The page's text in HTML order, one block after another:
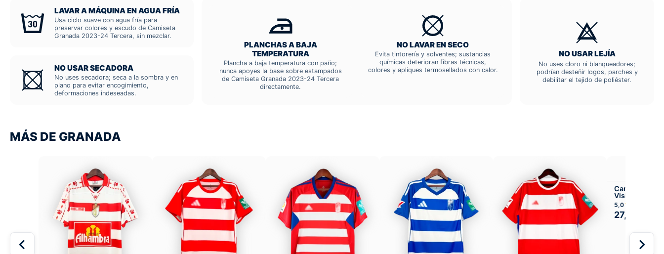
LAVAR A MÁQUINA EN AGUA FRÍA
Usa ciclo suave con agua fría para
preservar colores y escudo de Camiseta
Granada 2023-24 Tercera, sin mezclar.
NO USAR SECADORA
No uses secadora; seca a la sombra y en
plano para evitar encogimiento,
deformaciones indeseadas.
PLANCHAS A BAJA
TEMPERATURA
Plancha a baja temperatura con paño;
nunca apoyes la base sobre estampados
de Camiseta Granada 2023-24 Tercera
directamente.
NO LAVAR EN SECO
Evita tintorería y solventes; sustancias
químicas deterioran fibras técnicas,
colores y apliques termosellados con calor.
NO USAR LEJÍA
No uses cloro ni blanqueadores;
podrían desteñir logos, parches y
debilitar el tejido de poliéster.
MÁS DE GRANADA
Camiseta
Visitante
5,0
27,99